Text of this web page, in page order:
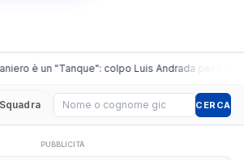
è un "Tanque": colpo Luis Andrada per il
Squadra Cerca giocatore CERCA
PUBBLICITÀ